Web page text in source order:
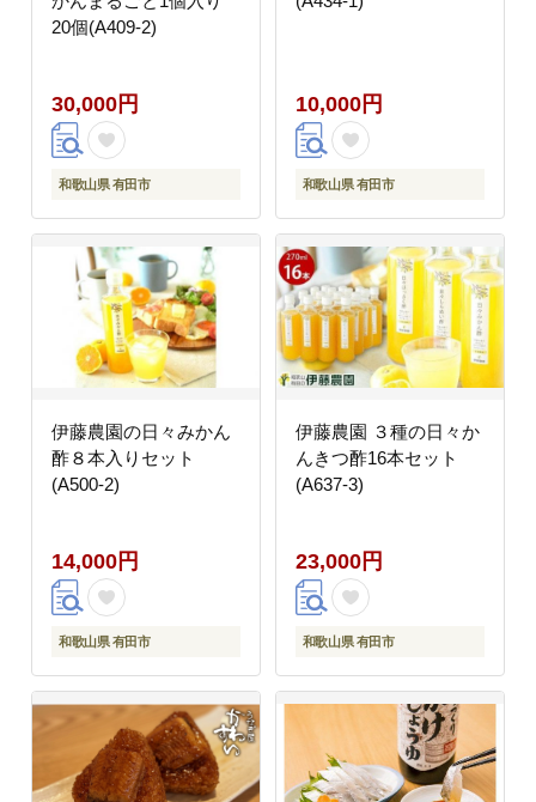
20個(A409-2)
30,000円
和歌山県 有田市
10,000円
和歌山県 有田市
伊藤農園の日々みかん
酢８本入りセット
(A500-2)
14,000円
和歌山県 有田市
伊藤農園 ３種の日々か
んきつ酢16本セット
(A637-3)
23,000円
和歌山県 有田市